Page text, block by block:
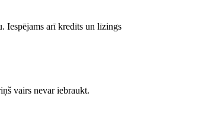
Iespējams arī kredīts un līzings
vairs nevar iebraukt.